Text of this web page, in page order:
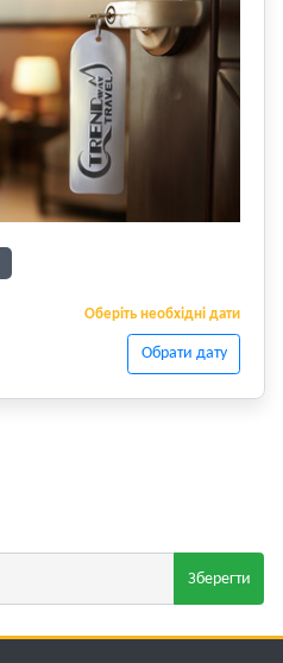
Оберіть необхідні дати
Обрати дату
Зберегти